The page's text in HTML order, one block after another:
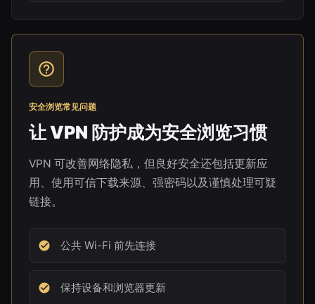
安全浏览常见问题
让 VPN 防护成为安全浏览习惯
VPN 可改善网络隐私，但良好安全还包括更新应
用、使用可信下载来源、强密码以及谨慎处理可疑
链接。
公共 Wi-Fi 前先连接
保持设备和浏览器更新